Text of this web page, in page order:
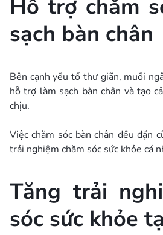
Hỗ trợ chăm
sạch bàn chân
Bên cạnh yếu tố thư giãn, muối
hỗ trợ làm sạch bàn chân và tạo
chịu.
Việc chăm sóc bàn chân đều đặn
trải nghiệm chăm sóc sức khỏe cá
Tăng trải
sóc sức khỏe